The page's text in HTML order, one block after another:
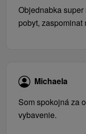
Objednabka
pobyt, zaspominat
Michaela
Som spokojná za
vybavenie.